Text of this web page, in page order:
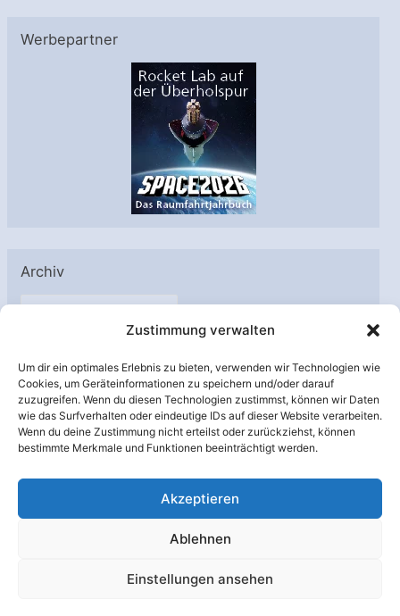
Zustimmung verwalten
Um dir ein optimales Erlebnis zu bieten, verwenden wir Technologien wie
Cookies, um Geräteinformationen zu speichern und/oder darauf
zuzugreifen. Wenn du diesen Technologien zustimmst, können wir Daten
wie das Surfverhalten oder eindeutige IDs auf dieser Website verarbeiten.
Wenn du deine Zustimmung nicht erteilst oder zurückziehst, können
bestimmte Merkmale und Funktionen beeinträchtigt werden.
Akzeptieren
Ablehnen
Einstellungen ansehen
Werbepartner
Archiv
A
h
i
v
Unterstützt von: